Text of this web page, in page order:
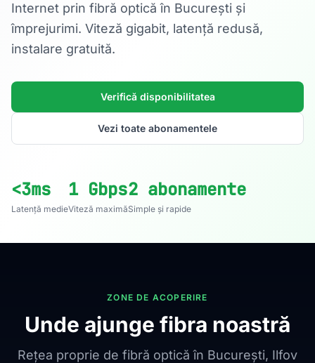
Internet prin fibră optică în București și
împrejurimi. Viteză gigabit, latență redusă,
instalare gratuită.
Verifică disponibilitatea
Vezi toate abonamentele
<3ms
Latență medie
1 Gbps
Viteză maximă
2 abonamente
Simple și rapide
ZONE DE ACOPERIRE
Unde ajunge fibra noastră
Rețea proprie de fibră optică în București, Ilfov